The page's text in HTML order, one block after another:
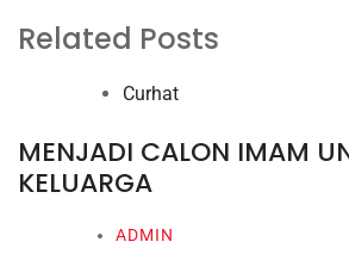
Related Posts
Curhat
MENJADI CALON IMAM
KELUARGA
ADMIN